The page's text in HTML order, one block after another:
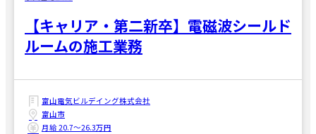
【キャリア・第二新卒】電磁波シールド
ルームの施工業務
富山電気ビルデイング株式会社
富山市
月給 20.7〜26.3万円